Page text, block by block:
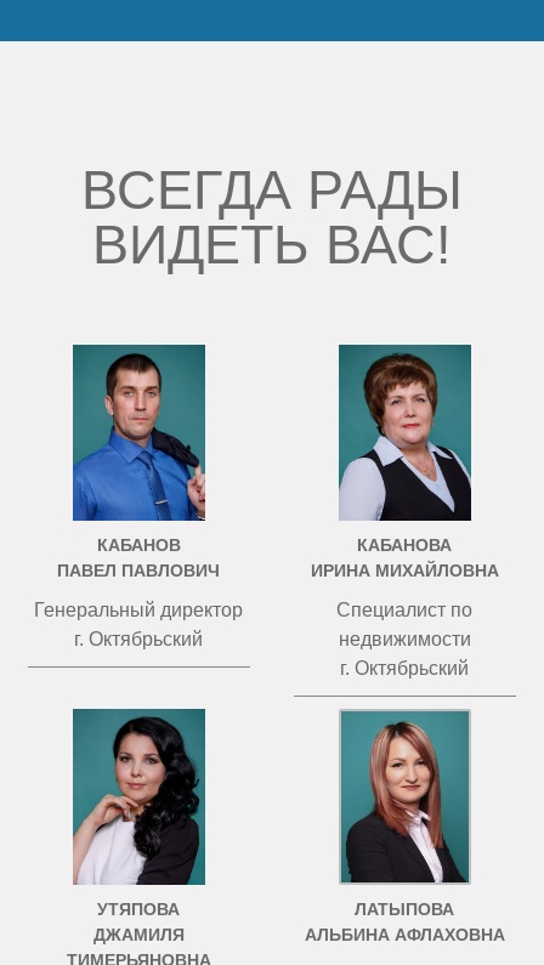
ВСЕГДА РАДЫ
ВИДЕТЬ ВАС!
КАБАНОВ
ПАВЕЛ ПАВЛОВИЧ
Генеральный директор
г. Октябрьский
КАБАНОВА
ИРИНА МИХАЙЛОВНА
Специалист по
недвижимости
г. Октябрьский
УТЯПОВА
ДЖАМИЛЯ
ТИМЕРЬЯНОВНА
ЛАТЫПОВА
АЛЬБИНА АФЛАХОВНА